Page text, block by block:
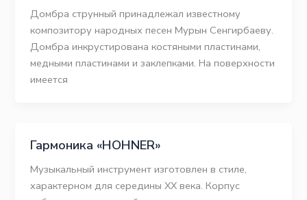
Домбра струнный принадлежал известному
композитору народных песен Мурын Сенгирбаеву.
Домбра инкрустирована костяными пластинами,
медными пластинами и заклепками. На поверхности
имеется
Гармоника «HOHNER»
Музыкальный инструмент изготовлен в стиле,
характерном для середины ХХ века. Корпус